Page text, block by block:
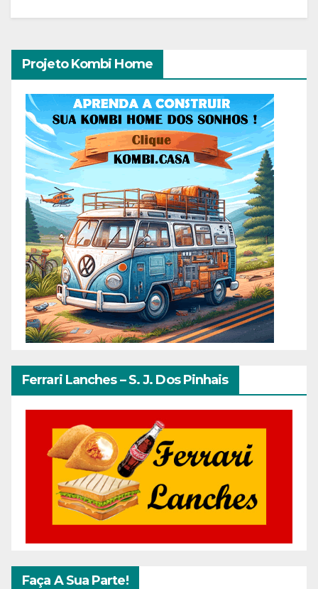
Projeto Kombi Home
Ferrari Lanches – S. J. Dos Pinhais
Faça A Sua Parte!